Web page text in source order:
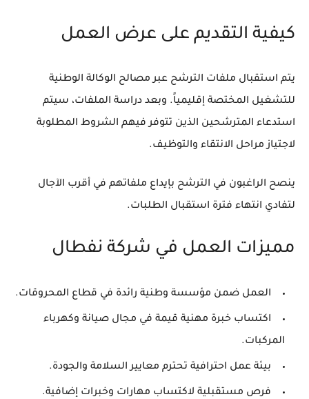
كيفية التقديم على عرض العمل
يتم استقبال ملفات الترشح عبر مصالح الوكالة الوطنية
للتشغيل المختصة إقليمياً. وبعد دراسة الملفات، سيتم
استدعاء المترشحين الذين تتوفر فيهم الشروط المطلوبة
لاجتياز مراحل الانتقاء والتوظيف.
ينصح الراغبون في الترشح بإيداع ملفاتهم في أقرب الآجال
لتفادي انتهاء فترة استقبال الطلبات.
مميزات العمل في شركة نفطال
العمل ضمن مؤسسة وطنية رائدة في قطاع المحروقات.
اكتساب خبرة مهنية قيمة في مجال صيانة وكهرباء
المركبات.
بيئة عمل احترافية تحترم معايير السلامة والجودة.
فرص مستقبلية لاكتساب مهارات وخبرات إضافية.